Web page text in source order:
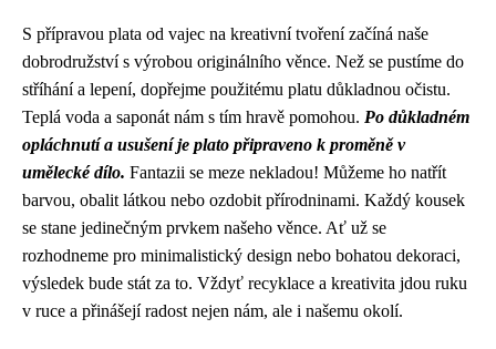
S přípravou plata od vajec na kreativní tvoření začíná naše
dobrodružství s výrobou originálního věnce. Než se pustíme do
stříhání a lepení, dopřejme použitému platu důkladnou očistu.
Teplá voda a saponát nám s tím hravě pomohou. Po důkladném
opláchnutí a usušení je plato připraveno k proměně v
umělecké dílo. Fantazii se meze nekladou! Můžeme ho natřít
barvou, obalit látkou nebo ozdobit přírodninami. Každý kousek
se stane jedinečným prvkem našeho věnce. Ať už se
rozhodneme pro minimalistický design nebo bohatou dekoraci,
výsledek bude stát za to. Vždyť recyklace a kreativita jdou ruku
v ruce a přinášejí radost nejen nám, ale i našemu okolí.